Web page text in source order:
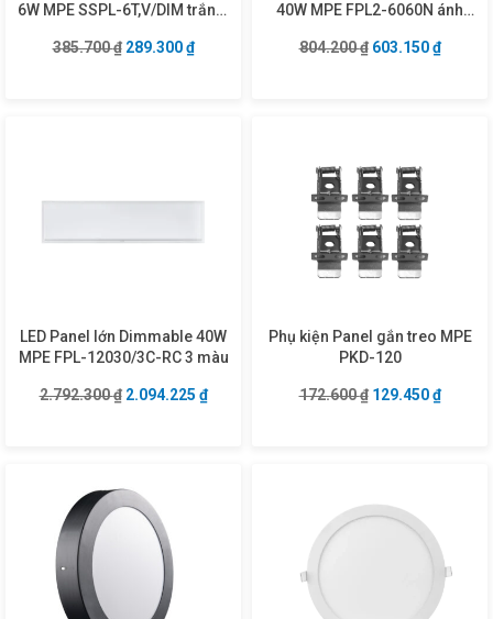
6W MPE SSPL-6T,V/DIM trắng,
385.700₫ Giá gốc là: 385.700 ₫.
289.300₫Giá hiện tại là: 289.300 ₫.
40W MPE FPL2-6060N ánh
804.200₫ Giá gốc là:
603.150₫Giá
LED Panel lớn Dimmable 40W
MPE FPL-12030/3C-RC 3 màu
2.792.300₫ Giá gốc là: 2.792.300 ₫.
2.094.225 ₫Giá hiện tại là: 2.094.225 ₫.
Phụ kiện Panel gắn treo MPE
PKD-120
172.600₫ Giá gốc là:
129.450₫Giá